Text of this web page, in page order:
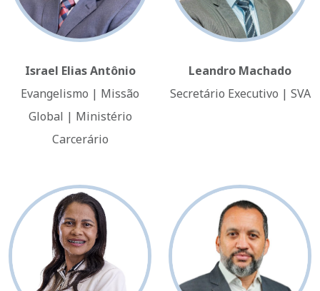
Israel Elias Antônio
Evangelismo | Missão
Global | Ministério
Carcerário
Leandro Machado
Secretário Executivo | SVA